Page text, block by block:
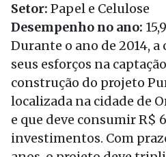
Setor: Papel e Celulose
Desempenho no ano:
Durante o ano de 2014,
seus esforços na
construção do projeto
localizada na cidade de
e que deve consumir R$
investimentos. Com